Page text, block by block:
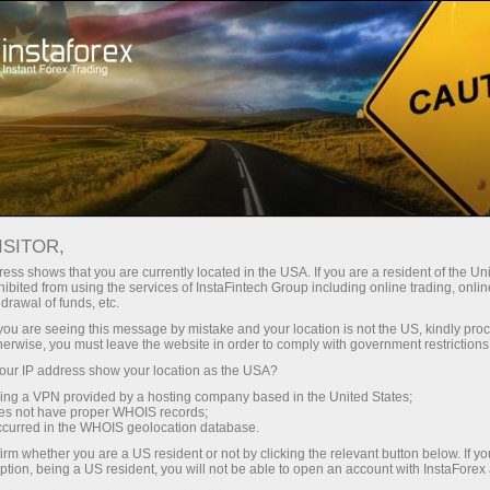
Sobre a InstaForex
Sobre a InstaForex
A marca InstaForex foi criada em 2007 e,
atualmente, é uma das principais opções de
mais de 7,000,000 de traders.
shows that you are currently located in the USA. If you are a resident of the
from using the services of InstaFintech Group including online trading,
of funds, etc.
are seeing this message by mistake and your location is not the US, kindly
you must leave the website in order to comply with government
IP address show your location as the USA?
a VPN provided by a hosting company based in the United States;
not have proper WHOIS records;
in the WHOIS geolocation database.
whether you are a US resident or not by clicking the relevant button below. If
being a US resident, you will not be able to open an account with InstaForex